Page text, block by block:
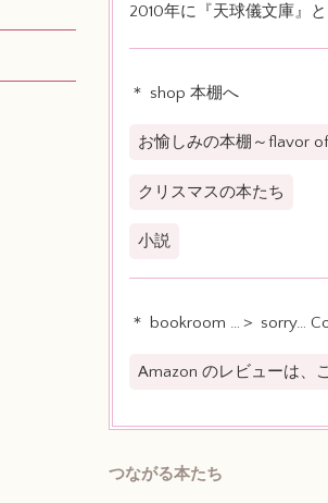
2010年に『天球儀文庫』
＊ shop 本棚へ
お愉しみの本棚～flavor
クリスマスの本たち
小説
＊ bookroom …＞ sorry…
Amazon のレビューは、
つながる本たち